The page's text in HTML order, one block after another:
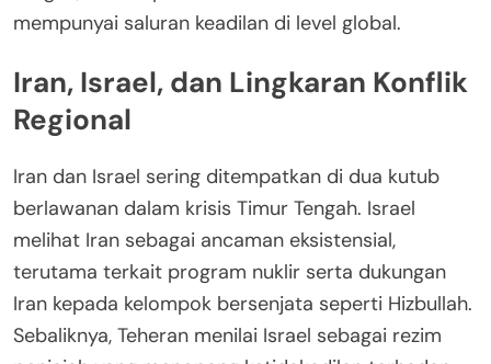
mempunyai saluran keadilan di level global.
Iran, Israel, dan Lingkaran Konflik
Regional
Iran dan Israel sering ditempatkan di dua kutub
berlawanan dalam krisis Timur Tengah. Israel
melihat Iran sebagai ancaman eksistensial,
terutama terkait program nuklir serta dukungan
Iran kepada kelompok bersenjata seperti Hizbullah.
Sebaliknya, Teheran menilai Israel sebagai rezim